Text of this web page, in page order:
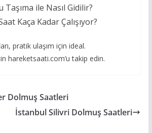
Taşıma ile Nasıl Gidilir?
Kaça Kadar Çalışıyor?
pratik ulaşım için ideal.
hareketsaati.com’u takip edin.
Dolmuş Saatleri
İstanbul Silivri Dolmuş Saatleri